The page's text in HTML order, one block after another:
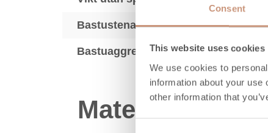
Consent
This website uses cookies
We use cookies to
information about your
other information that
Bastustenar kg max.
Bastuaggregatets justerbara ben
Material